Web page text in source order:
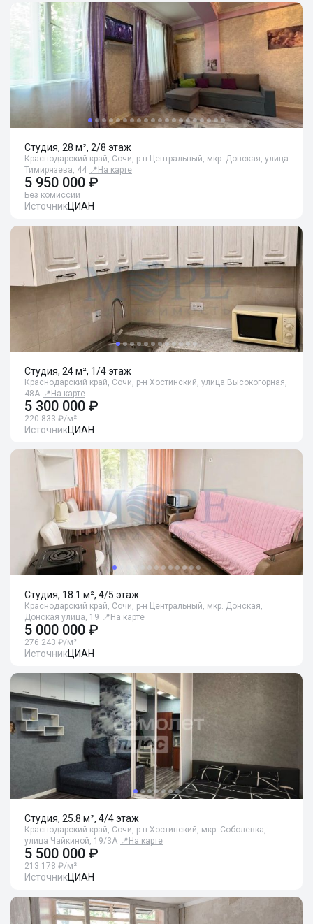
Студия, 28 м², 2/8 этаж
Краснодарский край, Сочи, р-н Центральный, мкр. Донская, улица
Тимирязева, 44 📍 На карте
5 950 000 ₽
Без комиссии
ИсточникЦИАН
Студия, 24 м², 1/4 этаж
Краснодарский край, Сочи, р-н Хостинский, улица Высокогорная,
48А 📍 На карте
5 300 000 ₽
220 833 ₽/м²
ИсточникЦИАН
Студия, 18.1 м², 4/5 этаж
Краснодарский край, Сочи, р-н Центральный, мкр. Донская,
Донская улица, 19 📍 На карте
5 000 000 ₽
276 243 ₽/м²
ИсточникЦИАН
Студия, 25.8 м², 4/4 этаж
Краснодарский край, Сочи, р-н Хостинский, мкр. Соболевка,
улица Чайкиной, 19/3А 📍 На карте
5 500 000 ₽
213 178 ₽/м²
ИсточникЦИАН